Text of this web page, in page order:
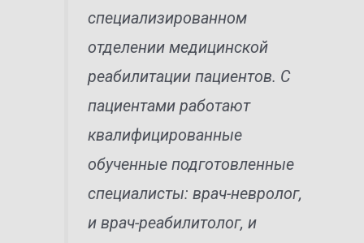
специализированном
отделении медицинской
реабилитации пациентов. С
пациентами работают
квалифицированные
обученные подготовленные
специалисты: врач-невролог,
и врач-реабилитолог, и